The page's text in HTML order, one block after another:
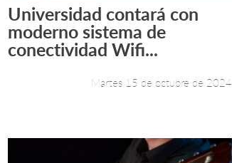
Leer más +
Universidad contará con
moderno sistema de
conectividad Wifi...
Martes 15 de octubre de 2024